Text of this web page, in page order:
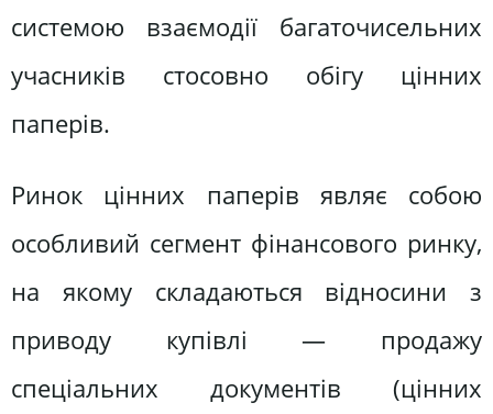
системою взаємодії багаточисельних
учасників стосовно обігу цінних
паперів.
Ринок цінних паперів являє собою
особливий сегмент фінансового ринку,
на якому складаються відносини з
приводу купівлі — продажу
спеціальних документів (цінних